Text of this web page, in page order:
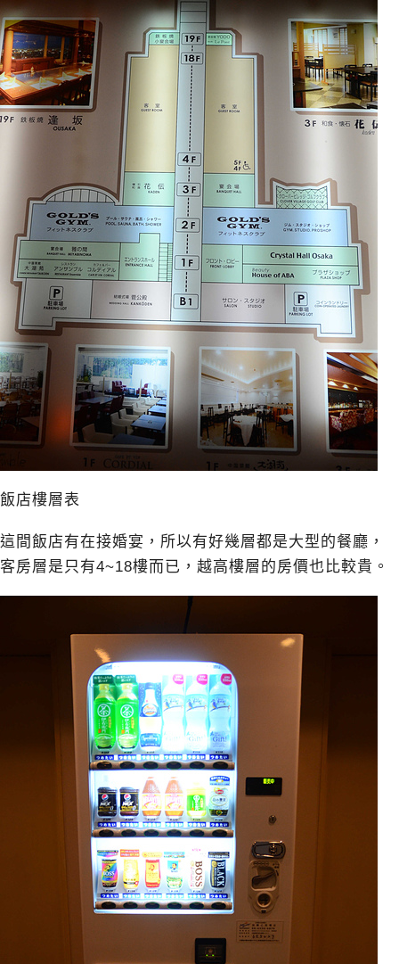
飯店樓層表
這間飯店有在接婚宴，所以有好幾層都是大型的餐廳，
客房層是只有4~18樓而已，越高樓層的房價也比較貴。